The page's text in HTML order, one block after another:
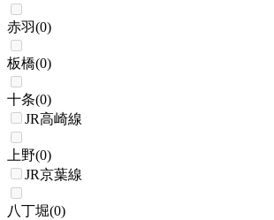
赤羽(0)
板橋(0)
十条(0)
JR高崎線
上野(0)
JR京葉線
八丁堀(0)